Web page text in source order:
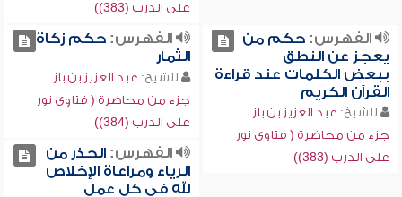
على الدرب (383))
الفهرس:حكم من
يعجز عن النطق
ببعض الكلمات عند قراءة
القرآن الكريم
للشيخ: عبد العزيز بن باز
جزء من محاضرة ( فتاوى نور
على الدرب (383))
الفهرس:حكم زكاة
الثمار
للشيخ: عبد العزيز بن باز
جزء من محاضرة ( فتاوى نور
على الدرب (384))
الفهرس:الحذر من
الرياء ومراعاة الإخلاص
لله في كل عمل